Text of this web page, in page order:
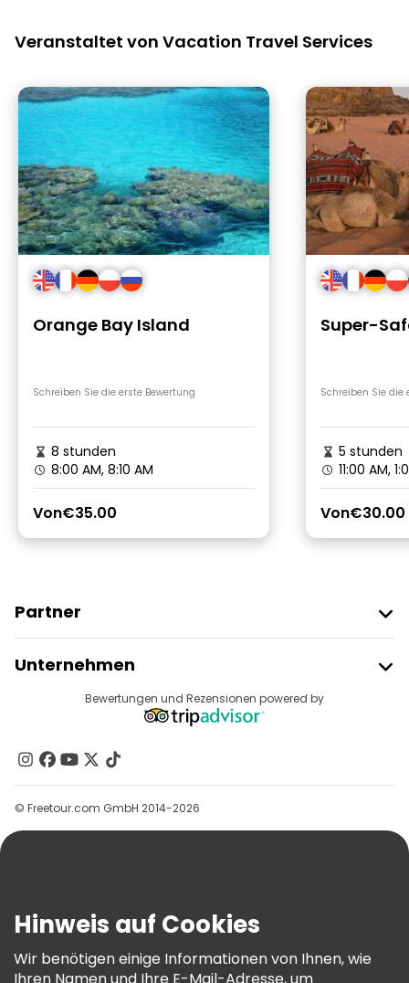
Veranstaltet von Vacation Travel Services
Orange Bay Island
Schreiben Sie die erste Bewertung
8 stunden
8:00 AM, 8:10 AM
Von€35.00
Super-
Schreiben Sie die
5 stunden
11:00 AM,
Von€30.00
Partner
Anbieter-Anmeldung
Affiliate-Programm
Unternehmen
Reiseziele
Kontakt
Gruppen
Hilfe
AGB Und Rechtliches
Cookie-Richtlinie
Bewertungen und Rezensionen powered by
© Freetour.com GmbH 2014-2026
Hinweis auf Cookies
Wir benötigen einige Informationen von Ihnen, wie